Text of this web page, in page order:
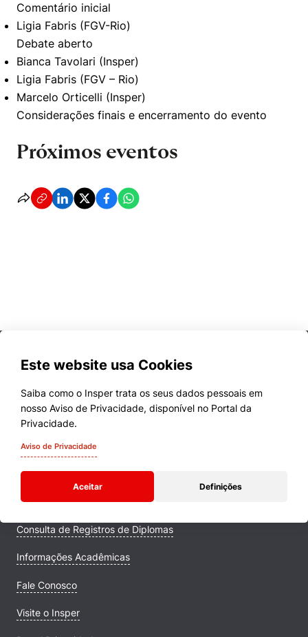
Comentário inicial
Ligia Fabris (FGV-Rio)
Debate aberto
Bianca Tavolari (Insper)
Ligia Fabris (FGV – Rio)
Marcelo Orticelli (Insper)
Considerações finais e encerramento do evento
Próximos eventos
Este website usa Cookies
Saiba como o Insper trata os seus dados pessoais em
nosso Aviso de Privacidade, disponível no Portal da
Privacidade.
Aviso de Privacidade
Aceitar Definições
Cursos
Quem Somos
Comunidade Transforme
Campus
Consulta de Registros de Diplomas
Informações Acadêmicas
Fale Conosco
Visite o Insper